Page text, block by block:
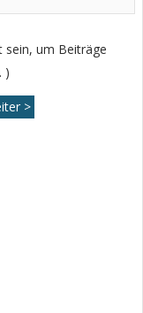
sein, um Beiträge
)
>